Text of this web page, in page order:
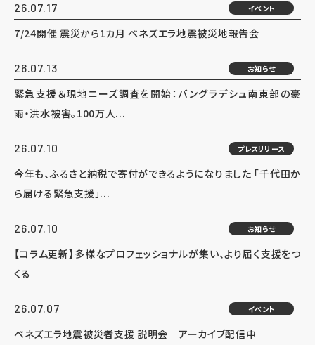
26.07.17 イベント
7/24開催 震災から1カ月 ベネズエラ地震被災地報告会
26.07.13 お知らせ
緊急支援＆現地ニーズ調査を開始：バングラデシュ南東部の豪
雨・洪水被害。100万人...
26.07.10 プレスリリース
今年も、ふるさと納税で寄付ができるようになりました 「千代田か
ら届ける緊急支援」...
26.07.10 お知らせ
【コラム更新】多様なプロフェッショナルが集い、より届く支援をつ
くる
26.07.07 イベント
ベネズエラ地震被災者支援 説明会 アーカイブ配信中